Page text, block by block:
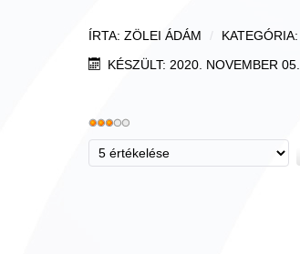
ÍRTA: ZÖLEI ÁDÁM KATEGÓRIA:
KÉSZÜLT: 2020. NOVEMBER 05.
Olvasóink
értékelése:3
Kérjük,